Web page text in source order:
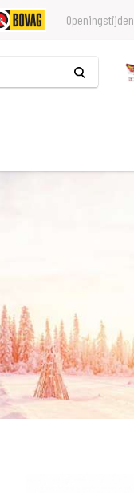
Openingstijden